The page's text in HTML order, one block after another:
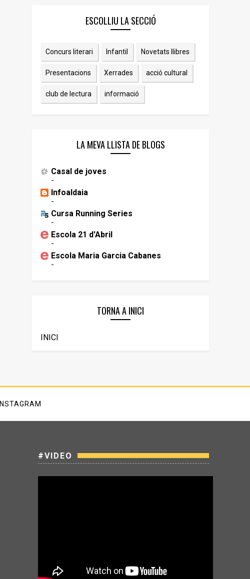
ESCOLLIU LA SECCIÓ
Concurs literari Infantil Novetats llibres
Presentacions Xerrades acció cultural
club de lectura informació
LA MEVA LLISTA DE BLOGS
Casal de joves
-
Infoaldaia
-
Cursa Running Series
-
Escola 21 d'Abril
-
Escola Maria Garcia Cabanes
-
TORNA A INICI
INICI
INSTAGRAM
#VIDEO